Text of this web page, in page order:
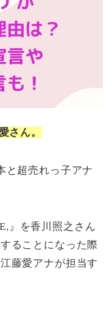
さん。
と超売れっ子アナ
』を香川照之さん
ることになった際
藤愛アナが担当す